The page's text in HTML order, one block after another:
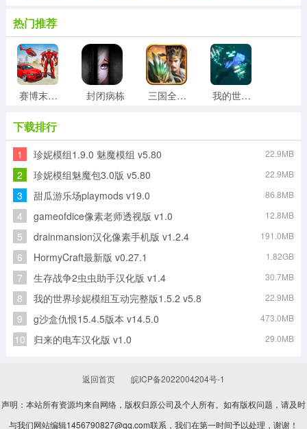
热门推荐
赛博末日世界 封闭病栋 三国全面战争通用版 我的世界烦人的村民免费原版
方块世界最新版 像素怪物学院
恐龙岛手机免费版 点点猜歌官方版
下载排行
1 珍妮模组1.9.0 魅魔模组 v5.80 22.9MB
2 珍妮模组魅魔包3.0版 v5.80 22.9MB
3 甜瓜游乐场playmods v19.0 86.8MB
4 gameofdice像素老师透视版 v1.0 12.8MB
5 drainmansion汉化像素手机版 v1.2.4 191.0MB
6 HormyCraft最新版 v0.27.1 1.82GB
7 生存战争2虫虫助手汉化版 v1.4 30.7MB
8 我的世界珍妮模组互动完整版1.5.2 v5.8 22.9MB
9 g沙盒仇恨15.4.5版本 v14.5.0 473.0MB
10 归来的电车汉化版 v1.0 29.0MB
返回首页 皖ICP备2022004204号-1
声明：本站所有资源均来自网络，版权归原公司及个人所有。如有版权问题，请及时
与我们网站编辑1456790827@qq.com联系，我们在第一时间予以处理，谢谢！